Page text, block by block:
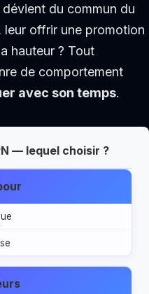
du commun du
leur offrir une promotion
hauteur ? Tout
de comportement
avec son temps.
— lequel choisir ?